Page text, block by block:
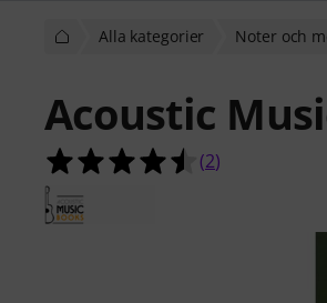
Alla kategorier Noter och
Acoustic
4.5 av 5
(2)